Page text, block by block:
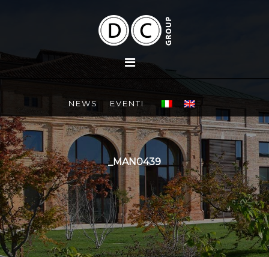
NEWS EVENTI
_MAN0439